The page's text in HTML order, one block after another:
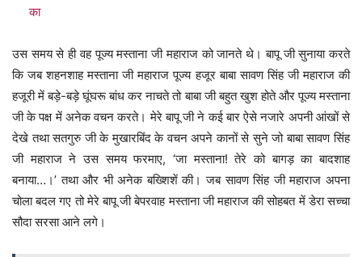
का
उस समय से ही वह पूज्य मस्ताना जी महाराज को जानते थे। बापू जी सुनाया करते
कि जब शहनशाह मस्ताना जी महाराज पूज्य हजूर बाबा सावण सिंह जी महाराज की
हजूरी में बड़े-बड़े घूंघरू बांध कर नाचते तो बाबा जी बहुत खुश होते और पूज्य मस्ताना
जी के पक्ष में अनेक वचन करते। मेरे बापू जी ने कई बार ऐसे नजारे अपनी आंखों से
देखे तथा सतगुरु जी के मुखारबिंद के वचन अपने कानों से सुने जो बाबा सावण सिंह
जी महाराज ने उस समय फरमाए, ‘जा मस्ताना! तेरे को बागड़ का बादशाह
बनाया…।’ तथा और भी अनेक बख्शिशें की। जब सावण सिंह जी महाराज अपना
चोला बदल गए तो मेरे बापू जी बेपरवाह मस्ताना जी महाराज की सोहबत में डेरा सच्चा
सौदा सरसा आने लगे।